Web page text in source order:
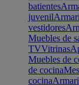
batientes
juvenil
vestidores
Muebles de
TVVitrinas
Muebles de
de cocina
cocina